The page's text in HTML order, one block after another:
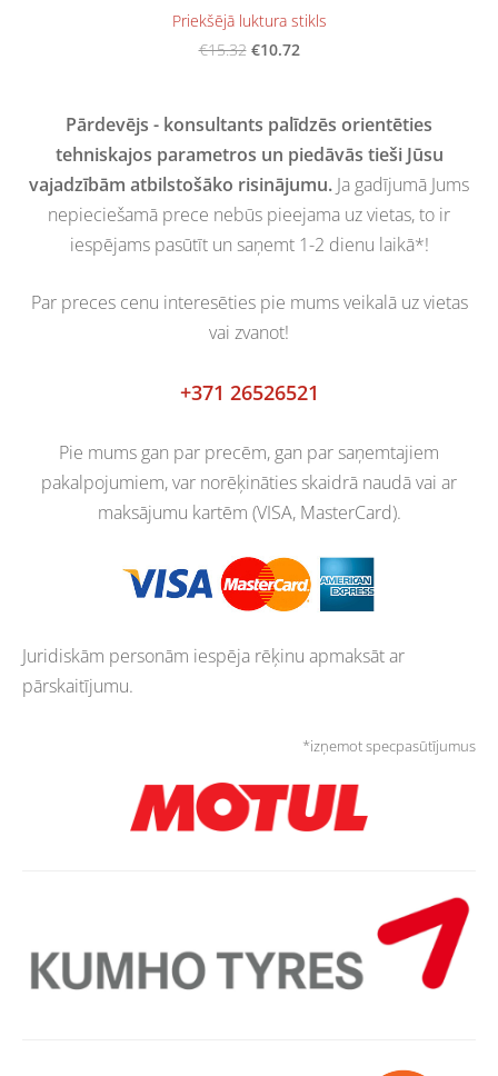
Pārdevējs - konsultants palīdzēs orientēties
tehniskajos parametros un piedāvās tieši Jūsu
vajadzībām atbilstošāko risinājumu. Ja gadījumā Jums
nepieciešamā prece nebūs pieejama uz vietas, to ir
iespējams pasūtīt un saņemt 1-2 dienu laikā*!
Par preces cenu interesēties pie mums veikalā uz vietas
vai zvanot!
+371 26526521
Pie mums gan par precēm, gan par saņemtajiem
pakalpojumiem, var norēķināties skaidrā naudā vai ar
maksājumu kartēm (VISA, MasterCard).
Juridiskām personām iespēja rēķinu apmaksāt ar
pārskaitījumu.
*izņemot specpasūtījumus
Priekšējā luktura stikls
€15.32 €10.72